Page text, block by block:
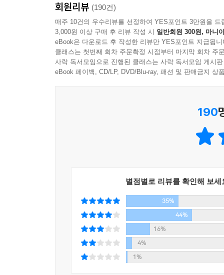
자기를 위한 변명은 상대의 고통을 증가시킨다
우리의 일상에는 변명을 해야 할 일들이 많다. 예
을 보았더니 조금 싱겁다는 생각이 들었다. 이때
져 반사적으로 쓸데없는 말을 하게 된다.
“오늘 요리, 간 보는 것을 깜박했어요. 맛이 조금
아무래도 주위 사람들에게 자신과 관련된 독백을
겁지 않아.” 혹은 “응, 그래도 맛있어.”라는 등 일
우게 되는 것이다. 그나마 상대가 음식이 맛있다
면, 매번 “아니, 그다지 싱겁지 않아.”라고 거짓
때문에 괴롭고, 변명하는 자신도 핑계를 늘어놓
변명이 고질적인 습관이 된 이유는 그것이 주는
근거리는 느낌을 ‘기분 좋다’로 착각해버리고,
있는 저자는 우리가 생각을 멈추기 어려운 이유
평범한 일상이기 때문에 별 볼일이 없고, 부정
부정적인 방향으로 생각을 몰고 가도록 프로그램
과감히 버리고 어지러운 마음을 다스리려면, 구체
일본 열도를 뒤흔든 생각 버리기 연습
‘받아들이고 싶지 않다’는 모든 감정을 포괄하고
다음은 우리의 일상생활에서 어떻게 적용할지
생각한다’라고 감정을 객관적으로 바라보는 법
회원리뷰 (190건)
매주 10건의 우수리뷰를 선정하여 YES포인트 3만원을 드
3,000원 이상 구매 후 리뷰 작성 시 일반회원 300원, 마니
eBook은 다운로드 후 작성한 리뷰만 YES포인트 지급됩니
클래스는 첫번째 회차 주문확정 시점부터 마지막 회차 주
사락 독서모임으로 진행된 클래스는 사락 독서모임 게시
eBook 페이백, CD/LP, DVD/Blu-ray, 패션 및 판매금지 상
190
별점별로 리뷰를 확인해 보세
35%
44%
16%
4%
1%